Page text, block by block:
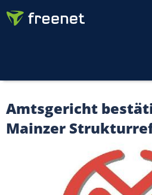
Amtsgericht
Mainzer